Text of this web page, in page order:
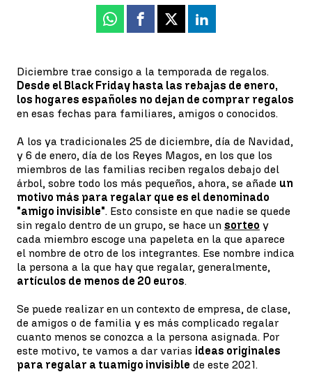
Whatsapp
Facebook
X Linkedin
Diciembre trae consigo a la temporada de regalos.
Desde el Black Friday hasta las rebajas de enero,
los hogares españoles no dejan de comprar regalos
en esas fechas para familiares, amigos o conocidos.
A los ya tradicionales 25 de diciembre, día de Navidad,
y 6 de enero, día de los Reyes Magos, en los que los
miembros de las familias reciben regalos debajo del
árbol, sobre todo los más pequeños, ahora, se añade un
motivo más para regalar que es el denominado
"amigo invisible". Esto consiste en que nadie se quede
sin regalo dentro de un grupo, se hace un sorteo y
cada miembro escoge una papeleta en la que aparece
el nombre de otro de los integrantes. Ese nombre indica
la persona a la que hay que regalar, generalmente,
artículos de menos de 20 euros.
Se puede realizar en un contexto de empresa, de clase,
de amigos o de familia y es más complicado regalar
cuanto menos se conozca a la persona asignada. Por
este motivo, te vamos a dar varias ideas originales
para regalar a tuamigo invisible de este 2021.